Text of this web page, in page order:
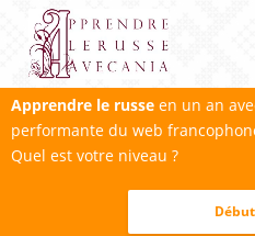
Apprendre le russe en un an
performante du web
Quel est votre niveau ?